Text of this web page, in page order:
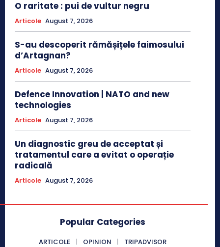
O raritate : pui de vultur negru
Articole August 7, 2026
S-au descoperit rămășițele faimosului
d’Artagnan?
Articole August 7, 2026
Defence Innovation | NATO and new
technologies
Articole August 7, 2026
Un diagnostic greu de acceptat și
tratamentul care a evitat o operație
radicală
Articole August 7, 2026
Popular Categories
ARTICOLE OPINION TRIPADVISOR